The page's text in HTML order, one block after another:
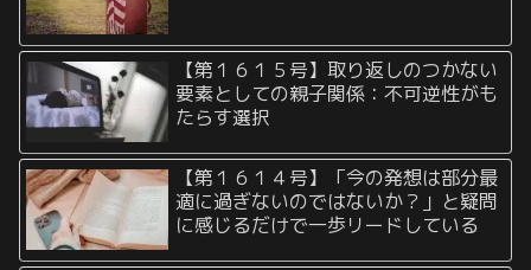
【第１６１５号】取り返しのつかない
要素としての親子関係：不可逆性がも
たらす選択
【第１６１４号】「今の発想は部分最
適に過ぎないのではないか？」と疑問
に感じるだけで一歩リードしている